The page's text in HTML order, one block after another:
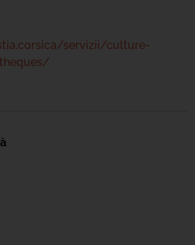
servizii/culture-